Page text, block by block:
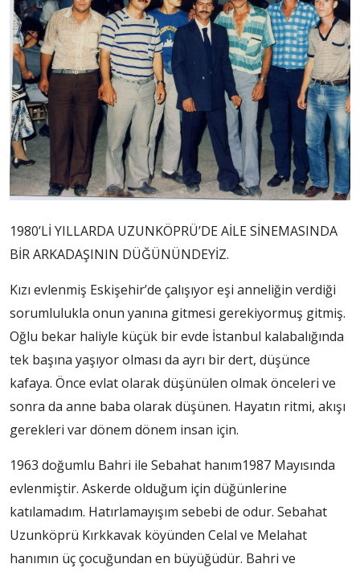
1980’Lİ YILLARDA UZUNKÖPRÜ’DE AİLE SİNEMASINDA
BİR ARKADAŞININ DÜĞÜNÜNDEYİZ.
Kızı evlenmiş Eskişehir’de çalışıyor eşi anneliğin verdiği
sorumlulukla onun yanına gitmesi gerekiyormuş gitmiş.
Oğlu bekar haliyle küçük bir evde İstanbul kalabalığında
tek başına yaşıyor olması da ayrı bir dert, düşünce
kafaya. Önce evlat olarak düşünülen olmak önceleri ve
sonra da anne baba olarak düşünen. Hayatın ritmi, akışı
gerekleri var dönem dönem insan için.
1963 doğumlu Bahri ile Sebahat hanım1987 Mayısında
evlenmiştir. Askerde olduğum için düğünlerine
katılamadım. Hatırlamayışım sebebi de odur. Sebahat
Uzunköprü Kırkkavak köyünden Celal ve Melahat
hanımın üç çocuğundan en büyüğüdür. Bahri ve